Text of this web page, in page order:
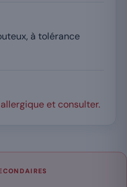
à tolérance
et consulter.